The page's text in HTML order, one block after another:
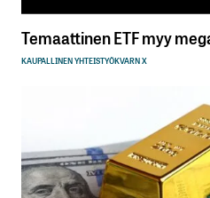
Temaattinen ETF myy
KAUPALLINEN YHTEISTYÖKVARN X